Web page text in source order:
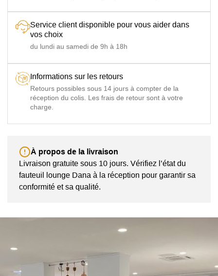
Service client disponible pour vous aider dans
vos choix
du lundi au samedi de 9h à 18h
Informations sur les retours
Retours possibles sous 14 jours à compter de la
réception du colis. Les frais de retour sont à votre
charge.
À propos de la livraison
Livraison gratuite sous 10 jours. Vérifiez l’état du
fauteuil lounge Dana à la réception pour garantir sa
conformité et sa qualité.